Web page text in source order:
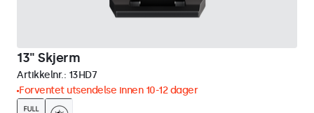
13" Skjerm
Artikkelnr.: 13HD7
Forventet utsendelse innen 10-12 dager